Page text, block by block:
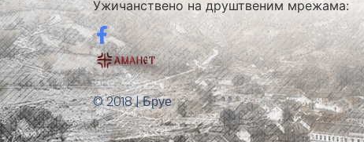
Ужичанствено на друштвеним мрежама:
© 2018 | Бруе